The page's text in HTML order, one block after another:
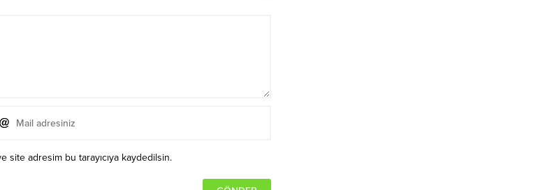
site adresim bu tarayıcıya kaydedilsin.